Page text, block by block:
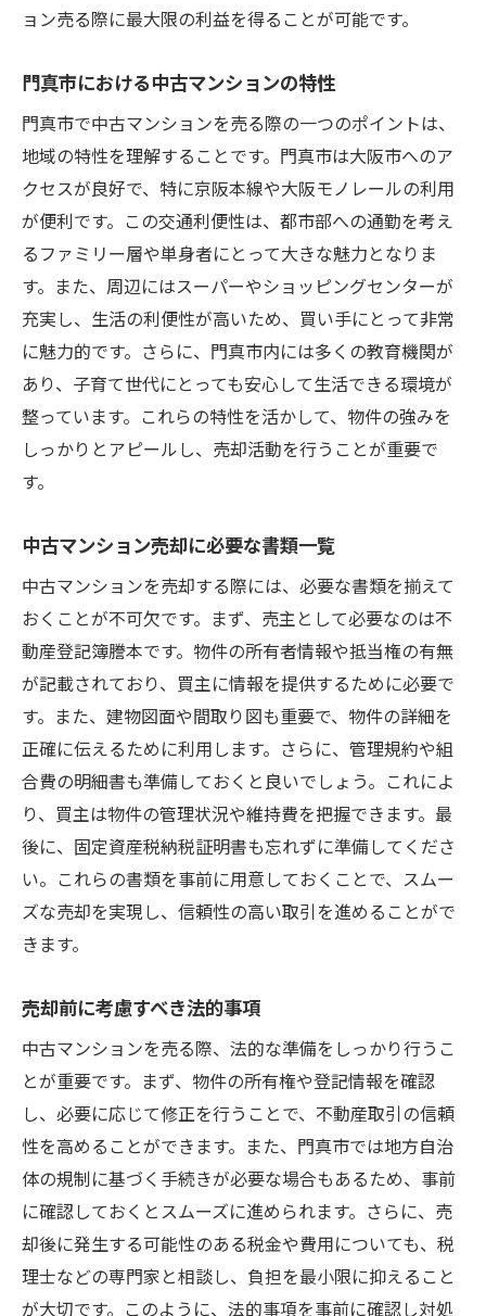
売却後のフォローアップの重要性
門真市の地域特性を活かした中古マンション売
却の秘訣
門真市特有の地域ニーズとは？
地域特性を活かしたマンションの魅力アッ
プ
近隣環境を売りにするための秘訣
門真市の生活利便性をアピールする方法
地域に根ざした販売戦略の立て方
地元のイベントや文化を活用した売却促進
安心して中古マンションを売るための大阪府門
真市の成功のポイント
法的トラブルを避けるための注意点
透明性のある取引を実現する方法
売主としての権利と義務を理解する
売却プロセスにおけるリスク管理法
安心感を与えるための情報提供のコツ
大阪府門真市における中古マンション買取の流
れと注意点
買取の基本的な流れを理解しよう
各ステップにおける重要なチェックポイン
ト
買取査定を受ける際の注意事項
専門家のアドバイスを活用するタイミング
資産最大化を目指す大阪府門真市の中古マンシ
ョン売却ガイド
資産価値を高めるためのリフォーム戦略
税金対策を考慮した売却計画
資産運用の一環としての売却の意義
プロのアドバイスを受けて賢く売る
マーケット分析を基にした売却判断
ョン売る際に最大限の利益を得ることが可能です。
門真市における中古マンションの特性
門真市で中古マンションを売る際の一つのポイントは、
地域の特性を理解することです。門真市は大阪市へのア
クセスが良好で、特に京阪本線や大阪モノレールの利用
が便利です。この交通利便性は、都市部への通勤を考え
るファミリー層や単身者にとって大きな魅力となりま
す。また、周辺にはスーパーやショッピングセンターが
充実し、生活の利便性が高いため、買い手にとって非常
に魅力的です。さらに、門真市内には多くの教育機関が
あり、子育て世代にとっても安心して生活できる環境が
整っています。これらの特性を活かして、物件の強みを
しっかりとアピールし、売却活動を行うことが重要で
す。
中古マンション売却に必要な書類一覧
中古マンションを売却する際には、必要な書類を揃えて
おくことが不可欠です。まず、売主として必要なのは不
動産登記簿謄本です。物件の所有者情報や抵当権の有無
が記載されており、買主に情報を提供するために必要で
す。また、建物図面や間取り図も重要で、物件の詳細を
正確に伝えるために利用します。さらに、管理規約や組
合費の明細書も準備しておくと良いでしょう。これによ
り、買主は物件の管理状況や維持費を把握できます。最
後に、固定資産税納税証明書も忘れずに準備してくださ
い。これらの書類を事前に用意しておくことで、スムー
ズな売却を実現し、信頼性の高い取引を進めることがで
きます。
売却前に考慮すべき法的事項
中古マンションを売る際、法的な準備をしっかり行うこ
とが重要です。まず、物件の所有権や登記情報を確認
し、必要に応じて修正を行うことで、不動産取引の信頼
性を高めることができます。また、門真市では地方自治
体の規制に基づく手続きが必要な場合もあるため、事前
に確認しておくとスムーズに進められます。さらに、売
却後に発生する可能性のある税金や費用についても、税
理士などの専門家と相談し、負担を最小限に抑えること
が大切です。このように、法的事項を事前に確認し対処